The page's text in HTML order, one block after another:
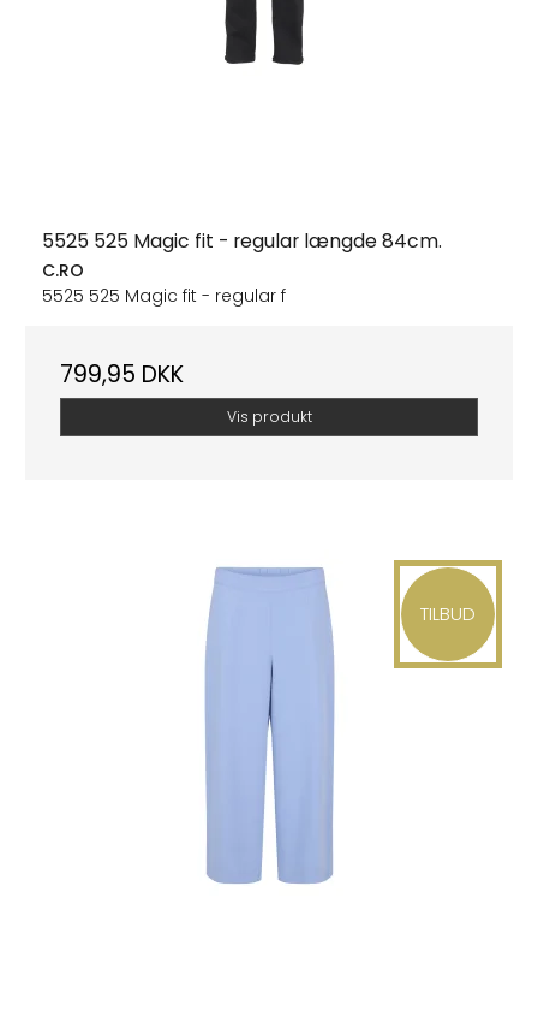
5525 525 Magic fit - regular længde 84cm.
C.RO
5525 525 Magic fit - regular f
799,95 DKK
Vis produkt
TILBUD